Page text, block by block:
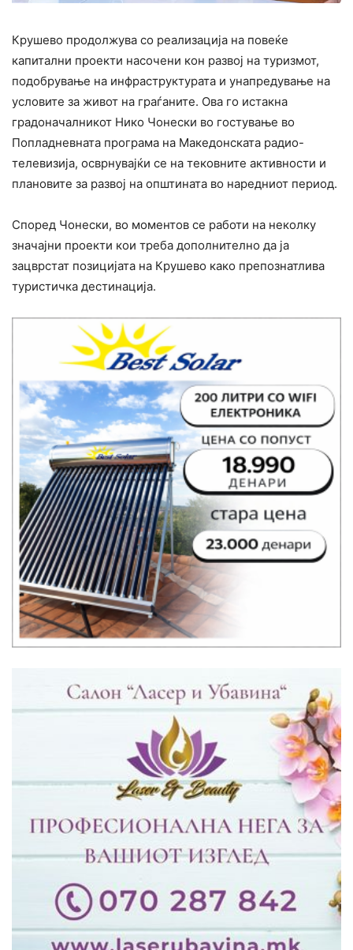
Крушево продолжува со реализација на повеќе
капитални проекти насочени кон развој на туризмот,
подобрување на инфраструктурата и унапредување на
условите за живот на граѓаните. Ова го истакна
градоначалникот Нико Чонески во гостување во
Попладневната програма на Македонската радио-
телевизија, осврнувајќи се на тековните активности и
плановите за развој на општината во наредниот период.
Според Чонески, во моментов се работи на неколку
значајни проекти кои треба дополнително да ја
зацврстат позицијата на Крушево како препознатлива
туристичка дестинација.